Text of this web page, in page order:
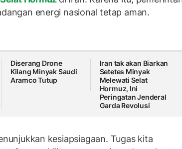
energi nasional tetap aman.
Diserang Drone
Kilang Minyak Saudi
Aramco Tutup
Iran tak akan Biarkan
Setetes Minyak
Melewati Selat
Hormuz, Ini
Peringatan Jenderal
Garda Revolusi
kesiapsiagaan. Tugas kita